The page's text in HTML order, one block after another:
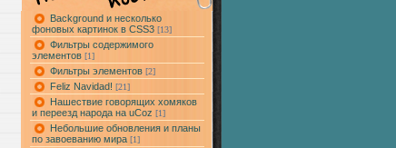
Background и несколько
фоновых картинок в CSS3 [13]
Фильтры содержимого
элементов [1]
Фильтры элементов [2]
Feliz Navidad! [21]
Нашествие говорящих хомяков
и переезд народа на uCoz [1]
Небольшие обновления и планы
по завоеванию мира [1]